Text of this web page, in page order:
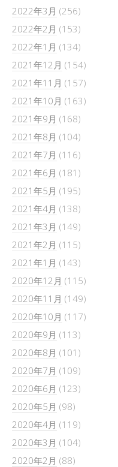
2022年3月 (256)
2022年2月 (153)
2022年1月 (134)
2021年12月 (154)
2021年11月 (157)
2021年10月 (163)
2021年9月 (168)
2021年8月 (104)
2021年7月 (116)
2021年6月 (181)
2021年5月 (195)
2021年4月 (138)
2021年3月 (149)
2021年2月 (115)
2021年1月 (143)
2020年12月 (115)
2020年11月 (149)
2020年10月 (117)
2020年9月 (113)
2020年8月 (101)
2020年7月 (109)
2020年6月 (123)
2020年5月 (98)
2020年4月 (119)
2020年3月 (104)
2020年2月 (88)